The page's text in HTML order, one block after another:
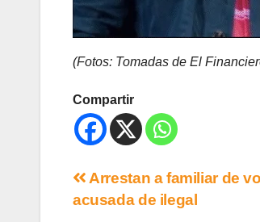
(Fotos: Tomadas de El
Compartir
Arrestan a familiar de
acusada de ilegal